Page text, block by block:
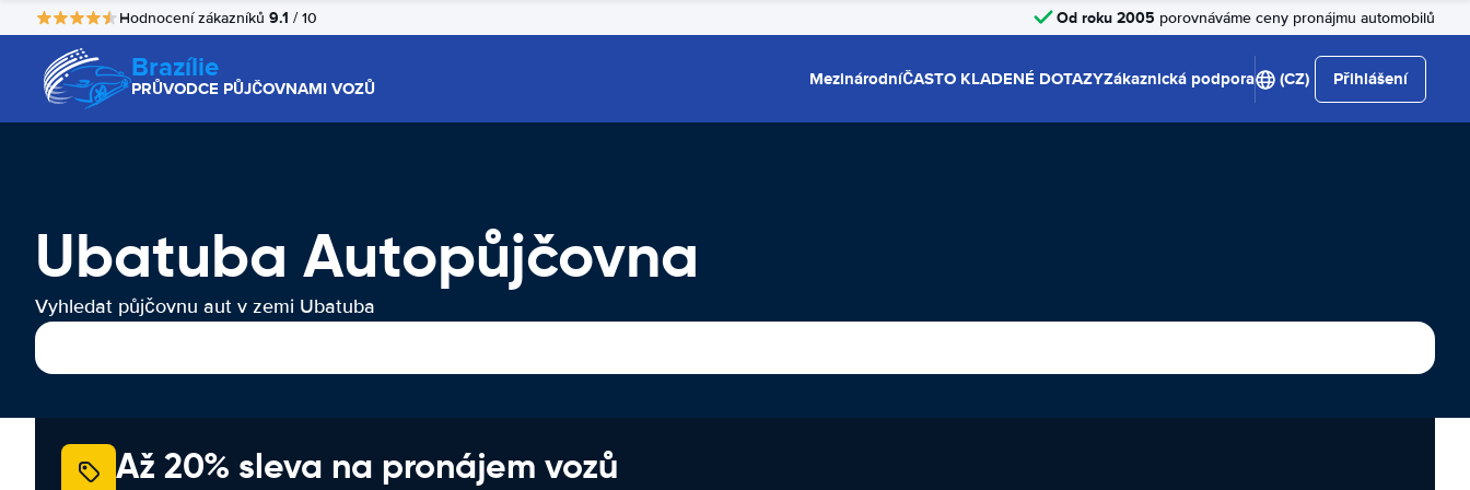
Hodnocení zákazníků 9.1 / 10 Od roku 2005 porovnáváme ceny pronájmu automobilů
Brazílie
PRŮVODCE PŮJČOVNAMI VOZŮ MezinárodníČASTO KLADENÉ DOTAZYZákaznická podpora (CZ) Přihlášení
Ubatuba Autopůjčovna
Vyhledat půjčovnu aut v zemi Ubatuba
Až 20% sleva na pronájem vozů